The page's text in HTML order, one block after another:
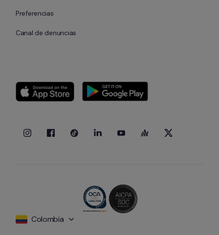
Preferencias
Canal de denuncias
Colombia